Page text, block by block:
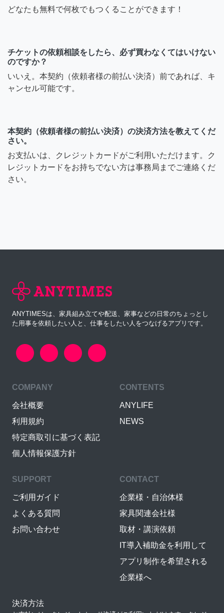
どなたも無料で何枚でもつくることができます！
チケットの依頼相談をしたら、必ず買わなくてはいけない
のですか？
いいえ。本契約（依頼者様の前払い決済）前であれば、キ
ャンセル可能です。
本契約（依頼者様の前払い決済）の決済方法を教えてくだ
さい。
お支払いは、クレジットカードがご利用いただけます。ク
レジットカードをお持ちでない方は事務局までご連絡くだ
さい。
ANYTIMESは、家具組み立てや配送、家事などの日常のちょっとし
た用事を依頼したい人と、仕事をしたい人をつなげるアプリです。
COMPANY
会社概要
利用規約
特定商取引に基づく表記
個人情報保護方針
CONTENTS
ANYLIFE
NEWS
SUPPORT
ご利用ガイド
よくある質問
お問い合わせ
CONTACT
企業様・自治体様
家具関連会社様
取材・講演依頼
IT導入補助金を利用して
アプリ制作を希望される
企業様へ
決済方法